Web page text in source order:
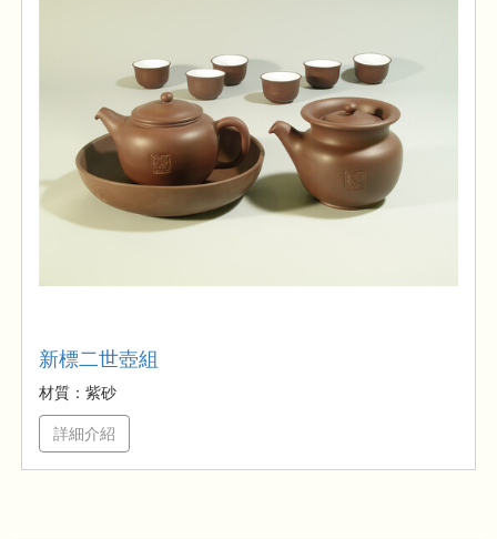
新標二世壺組
材質：紫砂
詳細介紹